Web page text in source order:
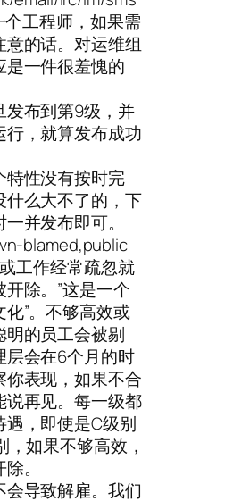
个工程师，如果需
意的话。对运维组
是一件很羞愧的
发布到第9级，并
行，就算发布成功
特性没有按时完
什么大不了的，下
并发布即可。
blamed,public
工作经常疏忽就
除。”这是一个
”。不够高效或
明的员工会被剔
层会在6个月的时
你表现，如果不合
说再见。每一级都
遇，即使是C级别
，如果不够高效，
。
会导致解雇。我们